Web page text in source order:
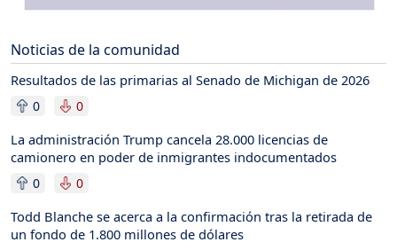
Noticias de la comunidad
Resultados de las primarias al Senado de Michigan de 2026
0 0
La administración Trump cancela 28.000 licencias de
camionero en poder de inmigrantes indocumentados
0 0
Todd Blanche se acerca a la confirmación tras la retirada de
un fondo de 1.800 millones de dólares